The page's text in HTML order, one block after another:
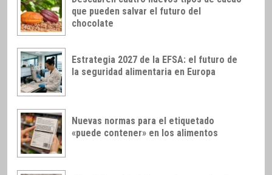
que pueden salvar el futuro del
chocolate
Estrategia 2027 de la EFSA: el futuro de
la seguridad alimentaria en Europa
Nuevas normas para el etiquetado
«puede contener» en los alimentos